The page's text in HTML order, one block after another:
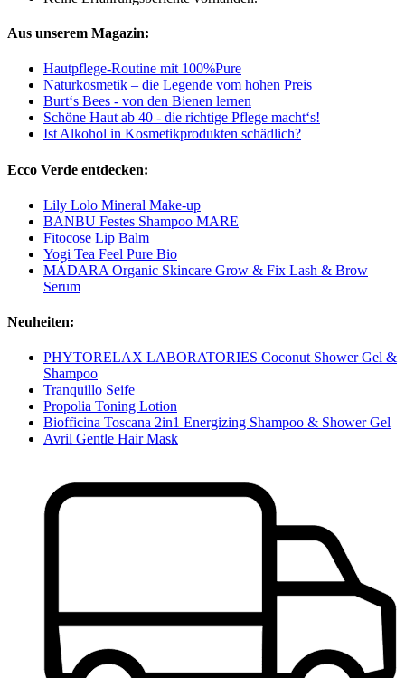
Aus unserem Magazin:
Hautpflege-Routine mit 100%Pure
Naturkosmetik – die Legende vom hohen Preis
Burt‘s Bees - von den Bienen lernen
Schöne Haut ab 40 - die richtige Pflege macht‘s!
Ist Alkohol in Kosmetikprodukten schädlich?
Ecco Verde entdecken:
Lily Lolo Mineral Make-up
BANBU Festes Shampoo MARE
Fitocose Lip Balm
Yogi Tea Feel Pure Bio
MÁDARA Organic Skincare Grow & Fix Lash & Brow
Serum
Neuheiten:
PHYTORELAX LABORATORIES Coconut Shower Gel &
Shampoo
Tranquillo Seife
Propolia Toning Lotion
Biofficina Toscana 2in1 Energizing Shampoo & Shower Gel
Avril Gentle Hair Mask